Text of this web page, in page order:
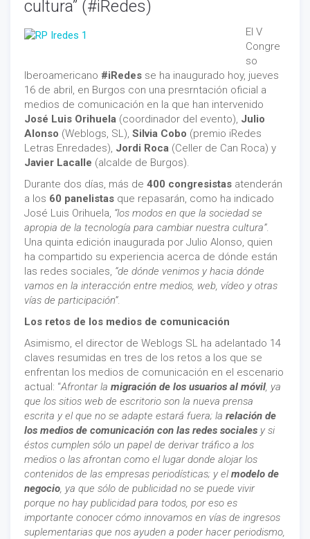
cultura” (#iRedes)
El V
Congre
so
Iberoamericano #iRedes se ha inaugurado hoy, jueves
16 de abril, en Burgos con una presrntación oficial a
medios de comunicación en la que han intervenido
José Luis Orihuela (coordinador del evento), Julio
Alonso (Weblogs, SL), Silvia Cobo (premio iRedes
Letras Enredades), Jordi Roca (Celler de Can Roca) y
Javier Lacalle (alcalde de Burgos).
Durante dos días, más de 400 congresistas atenderán
a los 60 panelistas que repasarán, como ha indicado
José Luis Orihuela, “los modos en que la sociedad se
apropia de la tecnología para cambiar nuestra cultura”.
Una quinta edición inaugurada por Julio Alonso, quien
ha compartido su experiencia acerca de dónde están
las redes sociales, “de dónde venimos y hacia dónde
vamos en la interacción entre medios, web, vídeo y otras
vías de participación”.
Los retos de los medios de comunicación
Asimismo, el director de Weblogs SL ha adelantado 14
claves resumidas en tres de los retos a los que se
enfrentan los medios de comunicación en el escenario
actual: “Afrontar la migración de los usuarios al móvil, ya
que los sitios web de escritorio son la nueva prensa
escrita y el que no se adapte estará fuera; la relación de
los medios de comunicación con las redes sociales y si
éstos cumplen sólo un papel de derivar tráfico a los
medios o las afrontan como el lugar donde alojar los
contenidos de las empresas periodísticas; y elmodelo de
negocio, ya que sólo de publicidad no se puede vivir
porque no hay publicidad para todos, por eso es
importante conocer cómo innovamos en vías de ingresos
suplementarias que nos ayuden a poder hacer periodismo,